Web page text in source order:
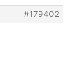
#179402